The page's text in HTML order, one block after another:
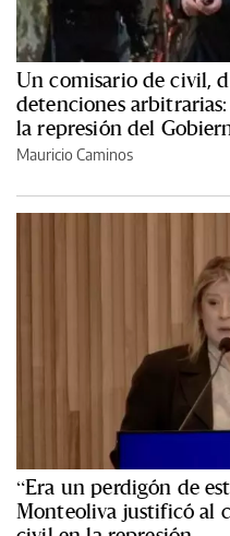
Un comisario de civil,
detenciones
la represión del
Mauricio Caminos
“Era un perdigón de
Monteoliva justificó al